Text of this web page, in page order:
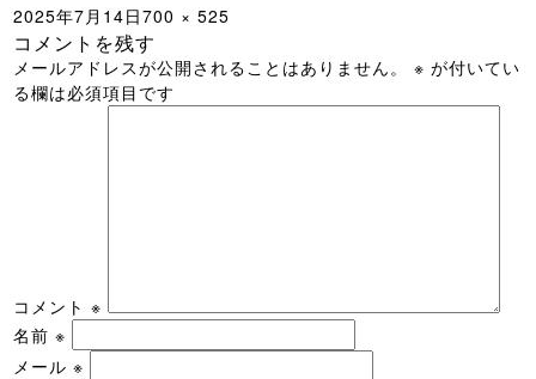
投
稿
日:
2025年7月14日フ
ル
サ
イ
700 × 525
コメントを残す
メールアドレスが公開されることはありません。 ※ が付いてい
る欄は必須項目です
コメント※
名前※
メール※